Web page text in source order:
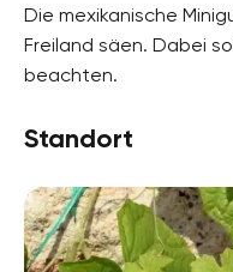
Die mexikanische
Freiland säen. Dabei
beachten.
Standort